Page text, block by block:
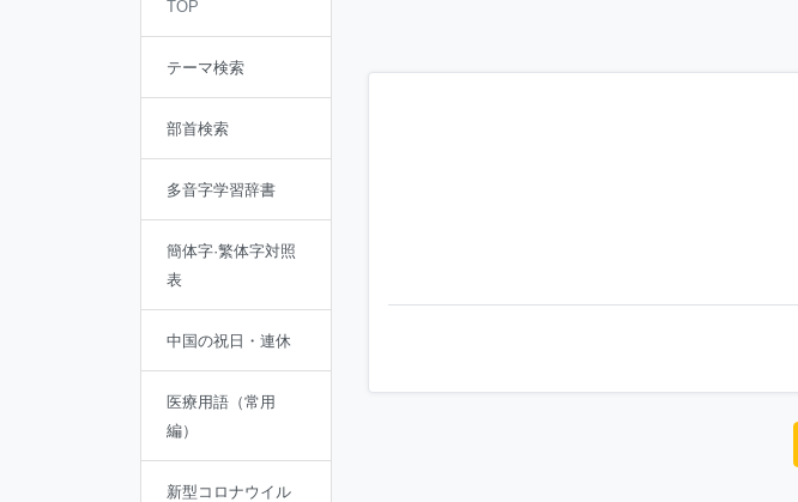
TOP
テーマ検索
部首検索
多音字学習辞書
簡体字·繁体字対照
表
中国の祝日・連休
医療用語（常用
編）
新型コロナウイル